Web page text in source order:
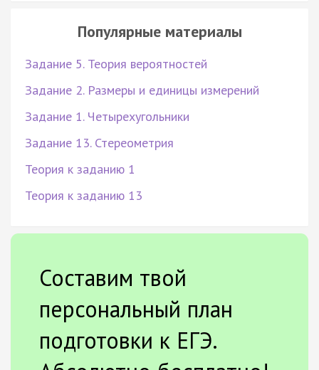
Популярные материалы
Задание 5. Теория вероятностей
Задание 2. Размеры и единицы измерений
Задание 1. Четырехугольники
Задание 13. Стереометрия
Теория к заданию 1
Теория к заданию 13
Составим твой
персональный план
подготовки к ЕГЭ.